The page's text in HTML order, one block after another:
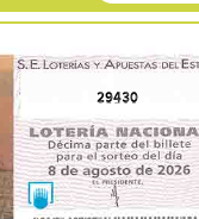
29430